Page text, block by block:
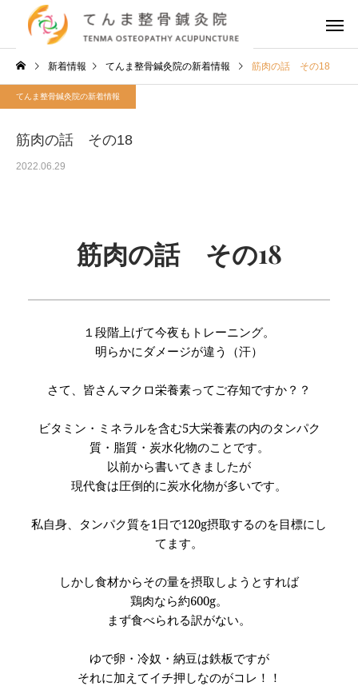
新着情報 てんま整骨鍼灸院の新着情報 筋肉の話 その18
てんま整骨鍼灸院の新着情報
筋肉の話 その18
2022.06.29
筋肉の話　その18
１段階上げて今夜もトレーニング。
明らかにダメージが違う（汗）
さて、皆さんマクロ栄養素ってご存知ですか？？
ビタミン・ミネラルを含む5大栄養素の内のタンパク
質・脂質・炭水化物のことです。
以前から書いてきましたが
現代食は圧倒的に炭水化物が多いです。
私自身、タンパク質を1日で120g摂取するのを目標にし
てます。
しかし食材からその量を摂取しようとすれば
鶏肉なら約600g。
まず食べられる訳がない。
ゆで卵・冷奴・納豆は鉄板ですが
それに加えてイチ押しなのがコレ！！